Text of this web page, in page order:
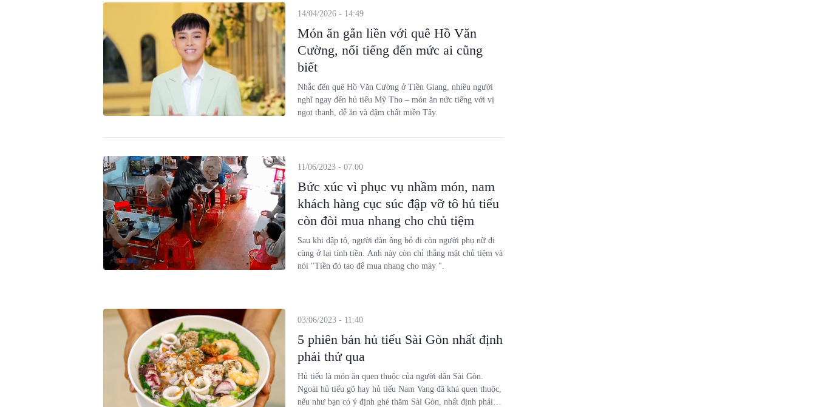
Món ăn gắn liền với quê Hồ Văn
Cường, nổi tiếng đến mức ai cũng
biết
14/04/2026 - 14:49
Nhắc đến quê Hồ Văn Cường ở Tiền Giang, nhiều người
nghĩ ngay đến hủ tiếu Mỹ Tho – món ăn nức tiếng với vị
ngọt thanh, dễ ăn và đậm chất miền Tây.
Bức xúc vì phục vụ nhầm món, nam
khách hàng cục súc đập vỡ tô hủ tiếu
còn đòi mua nhang cho chủ tiệm
11/06/2023 - 07:00
Sau khi đập tô, người đàn ông bỏ đi còn người phụ nữ đi
cùng ở lại tính tiền. Anh này còn chỉ thẳng mặt chủ tiệm và
nói "Tiền đó tao để mua nhang cho mày ".
5 phiên bản hủ tiếu Sài Gòn nhất định
phải thử qua
03/06/2023 - 11:40
Hủ tiếu là món ăn quen thuộc của người dân Sài Gòn.
Ngoài hủ tiếu gõ hay hủ tiếu Nam Vang đã khá quen thuộc,
nếu như bạn có ý định ghé thăm Sài Gòn, nhất định phải